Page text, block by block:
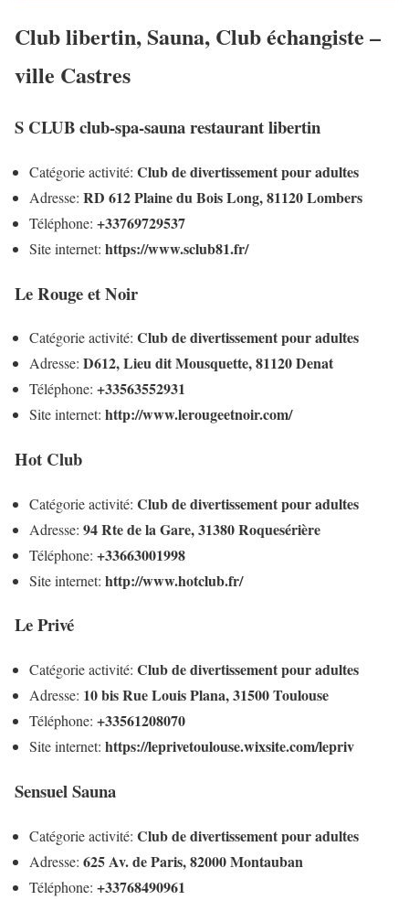
Club libertin, Sauna, Club échangiste –
ville Castres
S CLUB club-spa-sauna restaurant libertin
Catégorie activité: Club de divertissement pour adultes
Adresse: RD 612 Plaine du Bois Long, 81120 Lombers
Téléphone: +33769729537
Site internet: https://www.sclub81.fr/
Le Rouge et Noir
Catégorie activité: Club de divertissement pour adultes
Adresse: D612, Lieu dit Mousquette, 81120 Denat
Téléphone: +33563552931
Site internet: http://www.lerougeetnoir.com/
Hot Club
Catégorie activité: Club de divertissement pour adultes
Adresse: 94 Rte de la Gare, 31380 Roquesérière
Téléphone: +33663001998
Site internet: http://www.hotclub.fr/
Le Privé
Catégorie activité: Club de divertissement pour adultes
Adresse: 10 bis Rue Louis Plana, 31500 Toulouse
Téléphone: +33561208070
Site internet: https://leprivetoulouse.wixsite.com/lepriv
Sensuel Sauna
Catégorie activité: Club de divertissement pour adultes
Adresse: 625 Av. de Paris, 82000 Montauban
Téléphone: +33768490961